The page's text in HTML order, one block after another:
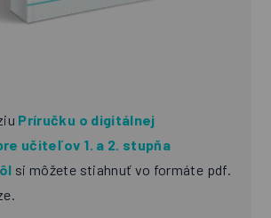
Príručku o digitálnej
učiteľov 1. a 2. stupňa
si môžete stiahnuť vo formáte pdf.